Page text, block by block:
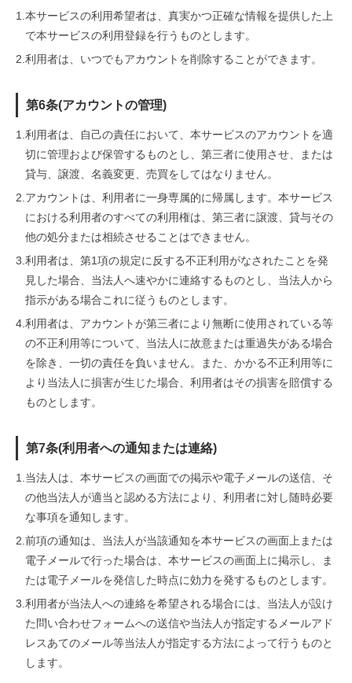
1. 本サービスの利用希望者は、真実かつ正確な情報を提供した上
で本サービスの利用登録を行うものとします。
2. 利用者は、いつでもアカウントを削除することができます。
第6条(アカウントの管理)
1. 利用者は、自己の責任において、本サービスのアカウントを適
切に管理および保管するものとし、第三者に使用させ、または
貸与、譲渡、名義変更、売買をしてはなりません。
2. アカウントは、利用者に一身専属的に帰属します。本サービス
における利用者のすべての利用権は、第三者に譲渡、貸与その
他の処分または相続させることはできません。
3. 利用者は、第1項の規定に反する不正利用がなされたことを発
見した場合、当法人へ速やかに連絡するものとし、当法人から
指示がある場合これに従うものとします。
4. 利用者は、アカウントが第三者により無断に使用されている等
の不正利用等について、当法人に故意または重過失がある場合
を除き、一切の責任を負いません。また、かかる不正利用等に
より当法人に損害が生じた場合、利用者はその損害を賠償する
ものとします。
第7条(利用者への通知または連絡)
1. 当法人は、本サービスの画面での掲示や電子メールの送信、そ
の他当法人が適当と認める方法により、利用者に対し随時必要
な事項を通知します。
2. 前項の通知は、当法人が当該通知を本サービスの画面上または
電子メールで行った場合は、本サービスの画面上に掲示し、ま
たは電子メールを発信した時点に効力を発するものとします。
3. 利用者が当法人への連絡を希望される場合には、当法人が設け
た問い合わせフォームへの送信や当法人が指定するメールアド
レスあてのメール等当法人が指定する方法によって行うものと
します。